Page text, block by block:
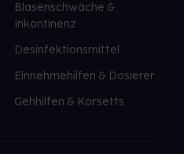
Blasenschwäche &
Inkontinenz
Desinfektionsmittel
Einnehmehilfen & Dosierer
Gehhilfen & Korsetts